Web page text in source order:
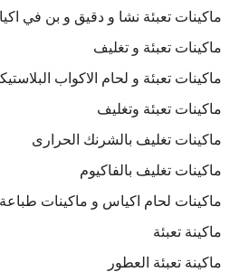
ماكينات تعبئة نشا و دقيق و بن في
ماكينات تعبئة و تغليف
ماكينات تعبئة و لحام الاكواب
ماكينات تعبئة وتغليف
ماكينات تغليف بالشرنك الحرارى
ماكينات تغليف بالفاكيوم
ماكينات لحام اكياس و ماكينات طباعة
ماكينة تعبئة
ماكينة تعبئة العطور